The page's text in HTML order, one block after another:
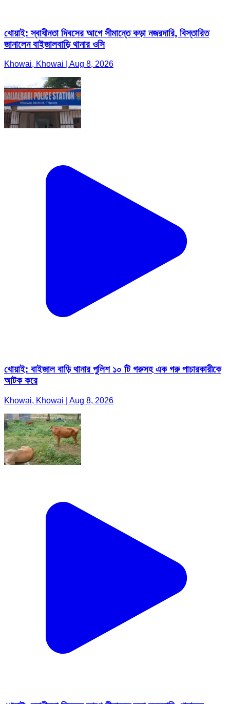
খোয়াই: স্বাধীনতা দিবসের আগে সীমান্তে কড়া নজরদারি, বিস্তারিত
জানালেন বাইজালবাড়ি থানার ওসি
Khowai, Khowai | Aug 8, 2026
খোয়াই: বাইজাল বাড়ি থানার পুলিশ ১০ টি গরুসহ এক গরু পাচারকারীকে
আটক করে
Khowai, Khowai | Aug 8, 2026